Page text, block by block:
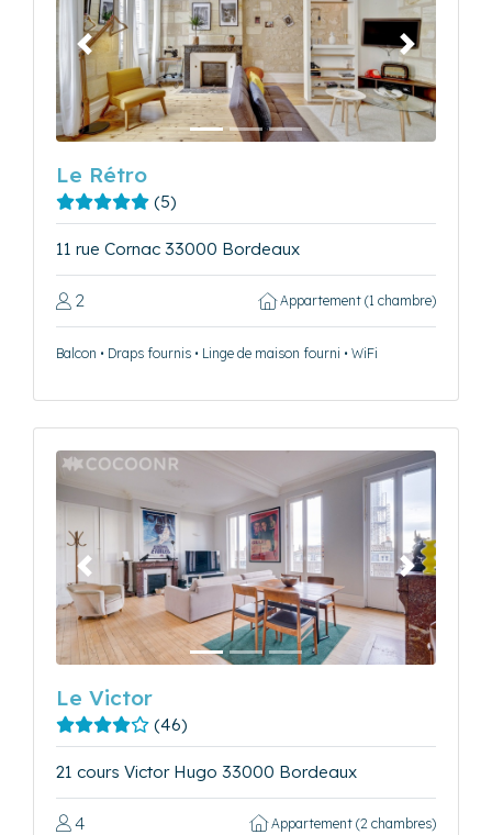
Précédent Suivant
Le Rétro
(5)
11 rue Cornac 33000 Bordeaux
2 Appartement (1 chambre)
Balcon • Draps fournis • Linge de maison fourni • WiFi
Précédent Suivant
Le Victor
(46)
21 cours Victor Hugo 33000 Bordeaux
4 Appartement (2 chambres)